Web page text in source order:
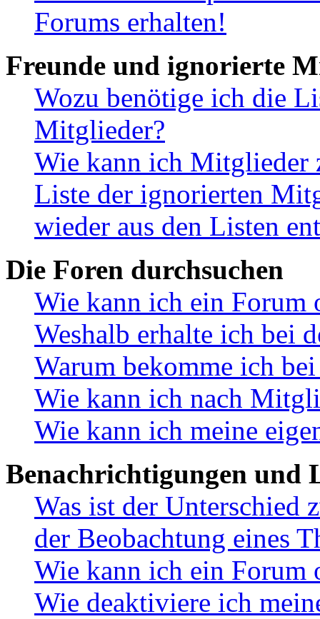
Forums erhalten!
Freunde und ignorierte
Wozu benötige ich die
Mitglieder?
Wie kann ich Mitglieder
Liste der ignorierten
wieder aus den Listen
Die Foren durchsuchen
Wie kann ich ein Forum
Weshalb erhalte ich bei
Warum bekomme ich
Wie kann ich nach
Wie kann ich meine
Benachrichtigungen und
Was ist der Unterschied
der Beobachtung eines
Wie kann ich ein Forum
Wie deaktiviere ich